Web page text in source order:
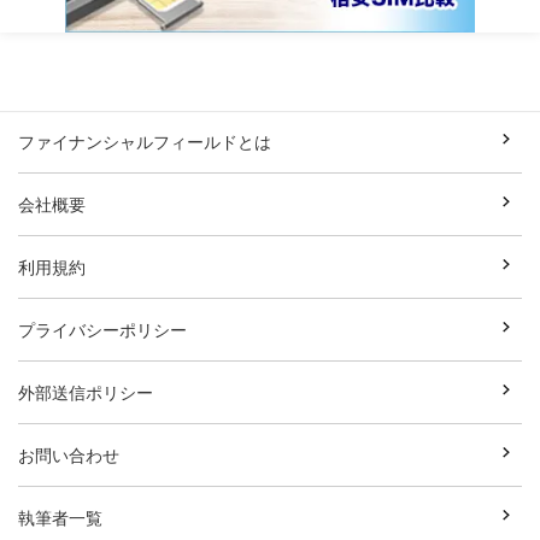
ファイナンシャルフィールドとは
会社概要
利用規約
プライバシーポリシー
外部送信ポリシー
お問い合わせ
執筆者一覧